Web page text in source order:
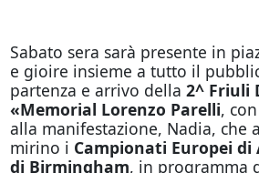
Sabato sera sarà presente in
e gioire insieme a tutto il
partenza e arrivo della 2^ Friuli
«Memorial Lorenzo Parelli,
alla manifestazione, Nadia, che
mirino i Campionati Europei di
di Birmingham, in programma